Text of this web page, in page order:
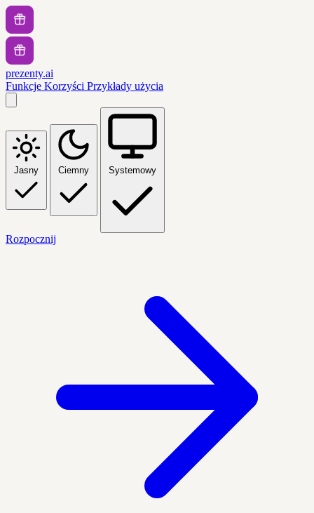
prezenty.ai
Funkcje Korzyści Przykłady użycia
Jasny Ciemny Systemowy
Rozpocznij